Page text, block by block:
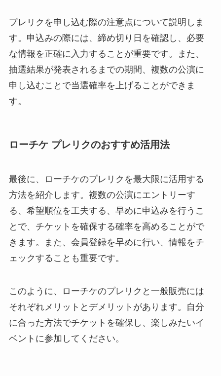
プレリクを申し込む際の注意点について説明しま
す。申込みの際には、締め切り日を確認し、必要
な情報を正確に入力することが重要です。また、
抽選結果が発表されるまでの期間、複数の公演に
申し込むことで当選確率を上げることができま
す。
ローチケ プレリクのおすすめ活用法
最後に、ローチケのプレリクを最大限に活用する
方法を紹介します。複数の公演にエントリーす
る、希望順位を工夫する、早めに申込みを行うこ
とで、チケットを確保する確率を高めることがで
きます。また、会員登録を早めに行い、情報をチ
ェックすることも重要です。
このように、ローチケのプレリクと一般販売には
それぞれメリットとデメリットがあります。自分
に合った方法でチケットを確保し、楽しみたいイ
ベントに参加してください。